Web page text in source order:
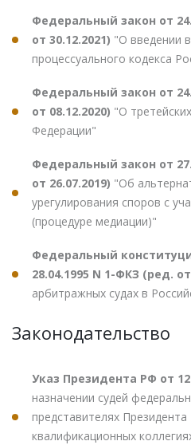
Федеральный закон от
от 30.12.2021) "О введении
процессуального кодекса
Федеральный закон от
от 08.12.2020) "О
Федерации"
Федеральный закон от
от 26.07.2019) "Об
урегулирования споров с
(процедуре медиации)"
Федеральный
28.04.1995 N 1-ФКЗ (ред. от
арбитражных судах в
Законодательство
Указ Президента РФ от
назначении судей
представителях
квалификационных